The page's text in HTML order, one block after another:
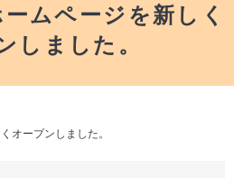
ムページを新しく
しました。
オープンしました。